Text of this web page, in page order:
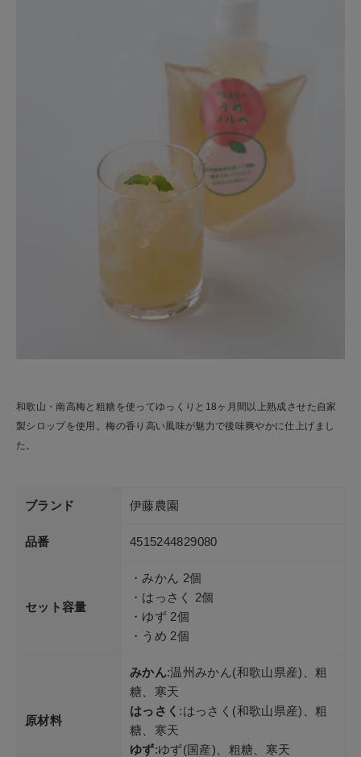
和歌山・南高梅と粗糖を使ってゆっくりと18ヶ月間以上熟成させた自家
製シロップを使用。梅の香り高い風味が魅力で後味爽やかに仕上げまし
た。
ブランド 伊藤農園
品番 4515244829080
セット容量
・みかん 2個
・はっさく 2個
・ゆず 2個
・うめ 2個
原材料
みかん:温州みかん(和歌山県産)、粗
糖、寒天
はっさく :はっさく(和歌山県産)、粗
糖、寒天
ゆず:ゆず(国産)、粗糖、寒天